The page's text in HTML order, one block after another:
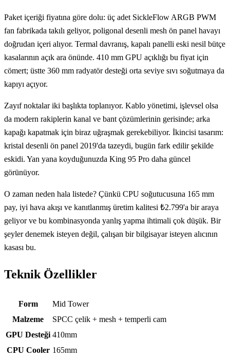
Paket içeriği fiyatına göre dolu: üç adet SickleFlow ARGB PWM
fan fabrikada takılı geliyor, poligonal desenli mesh ön panel havayı
doğrudan içeri alıyor. Termal davranış, kapalı panelli eski nesil bütçe
kasalarının açık ara önünde. 410 mm GPU açıklığı bu fiyat için
cömert; üstte 360 mm radyatör desteği orta seviye sıvı soğutmaya da
kapıyı açıyor.
Zayıf noktalar iki başlıkta toplanıyor. Kablo yönetimi, işlevsel olsa
da modern rakiplerin kanal ve bant çözümlerinin gerisinde; arka
kapağı kapatmak için biraz uğraşmak gerekebiliyor. İkincisi tasarım:
kristal desenli ön panel 2019'da tazeydi, bugün fark edilir şekilde
eskidi. Yan yana koyduğunuzda King 95 Pro daha güncel
görünüyor.
O zaman neden hala listede? Çünkü CPU soğutucusuna 165 mm
pay, iyi hava akışı ve kanıtlanmış üretim kalitesi ₺2.799'a bir araya
geliyor ve bu kombinasyonda yanlış yapma ihtimali çok düşük. Bir
şeyler denemek isteyen değil, çalışan bir bilgisayar isteyen alıcının
kasası bu.
Teknik Özellikler
Teknik özellikler
Form
Mid Tower
Malzeme
SPCC çelik + mesh + temperli cam
GPU Desteği 410mm
CPU Cooler 165mm